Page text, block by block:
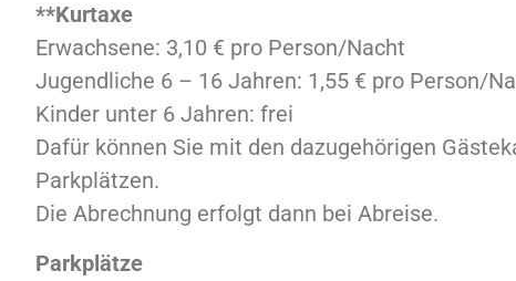
**Kurtaxe
Erwachsene: 3,10 € pro Person/Nacht
Jugendliche 6 – 16 Jahren: 1,55 € pro Person/
Kinder unter 6 Jahren: frei
Dafür können Sie mit den dazugehörigen
Parkplätzen.
Die Abrechnung erfolgt dann bei Abreise.
Parkplätze